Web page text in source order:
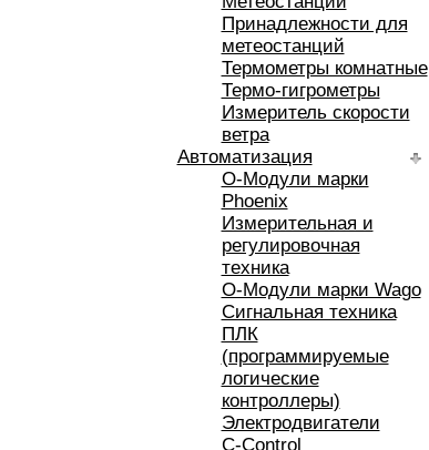
Принадлежности для
метеостанций
Термометры комнатные
Термо-гигрометры
Измеритель скорости
ветра
Автоматизация
O-Модули марки
Phoenix
Измерительная и
регулировочная
техника
O-Модули марки Wago
Сигнальная техника
ПЛК
(программируемые
логические
контроллеры)
Электродвигатели
C-Control